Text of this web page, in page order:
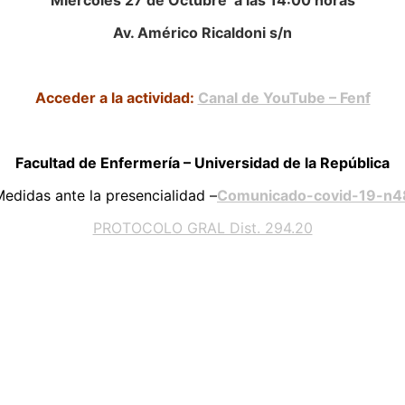
Av. Américo Ricaldoni s/n
Acceder a la actividad: Canal de YouTube – Fenf
Facultad de Enfermería – Universidad de la República
ante la presencialidad –Comunicado-covid-19-
PROTOCOLO GRAL Dist. 294.20